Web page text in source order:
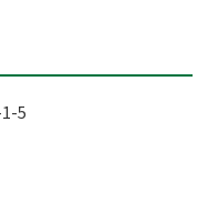
5